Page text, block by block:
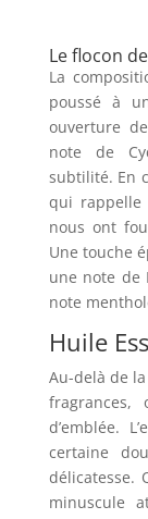
Le flocon
La
poussé à
ouverture
note de
subtilité. En
qui rappelle
nous ont
Une touche
une note de
note
Huile
Au-delà de
fragrances,
d’emblée.
certaine
délicatesse.
minuscule